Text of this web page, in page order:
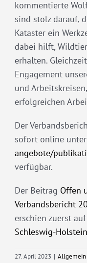
kommentierte
sind stolz darauf,
Kataster ein
dabei hilft,
erhalten.
Engagement
und
erfolgreichen
Der
sofort online unter
angebote/
verfügbar.
Der Beitrag Offen
Verbandsbericht
erschien zuerst auf
Schleswig-Holstein
27. April 2023 | Allgemein